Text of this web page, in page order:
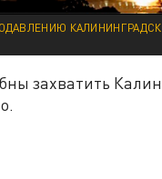
захватить